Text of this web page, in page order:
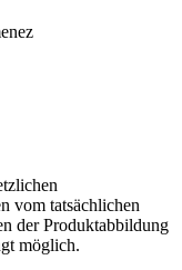
vom tatsächlichen
der Produktabbildung
möglich.